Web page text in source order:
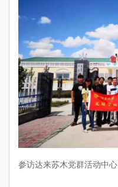
参访达来苏木党群活动中心